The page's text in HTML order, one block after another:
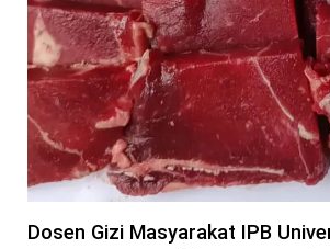
Dosen Gizi Masyarakat IPB